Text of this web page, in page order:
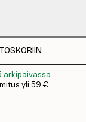
arkipäivässä
yli 59 €